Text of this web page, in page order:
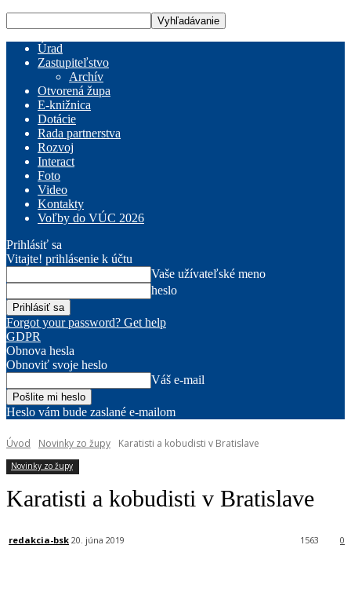
Úrad
Zastupiteľstvo
Archív
Otvorená župa
E-knižnica
Dotácie
Rada partnerstva
Rozvoj
Interact
Foto
Video
Kontakty
Voľby do VÚC 2026
Prihlásiť sa
Vitajte! prihlásenie k účtu
Vaše užívateľské meno
heslo
Forgot your password? Get help
GDPR
Obnova hesla
Obnoviť svoje heslo
Váš e-mail
Heslo vám bude zaslané e-mailom
Úvod Novinky zo župy Karatisti a kobudisti v Bratislave
Novinky zo župy
Karatisti a kobudisti v Bratislave
redakcia-bsk 20. júna 2019 0
1563